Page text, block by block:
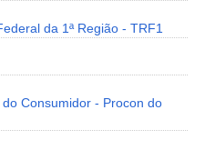
da 1ª Região - TRF1
Consumidor - Procon do